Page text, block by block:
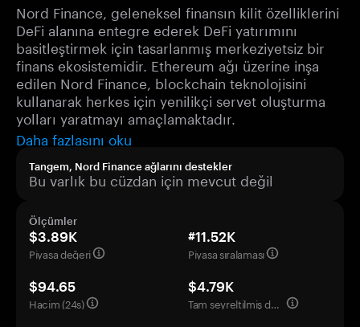
Nord Finance, geleneksel finansın kilit özelliklerini
DeFi alanına entegre ederek DeFi yatırımını
basitleştirmek için tasarlanmış merkeziyetsiz bir
finans ekosistemidir. Ethereum ağı üzerine inşa
edilen Nord Finance, blockchain teknolojisini
kullanarak herkes için yenilikçi servet oluşturma
yolları yaratmayı amaçlamaktadır.
Daha fazlasını oku
Tangem, Nord Finance ağlarını destekler
Bu varlık bu cüzdan için mevcut değil
Ölçümler
$3.89K
Piyasa değeri
#11.52K
Piyasa sıralaması
$94.65
Hacim (24s)
$4.79K
Tam seyreltilmiş değerleme